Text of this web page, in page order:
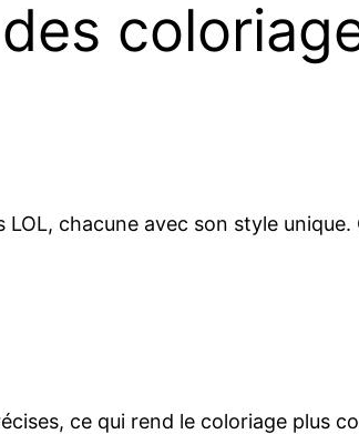
chacune avec son style
ce qui rend le coloriage plus